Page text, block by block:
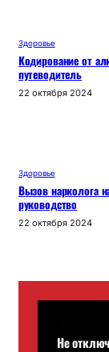
Здоровье
Кодирование от
путеводитель
22 октября 2024
Здоровье
Вызов нарколога
руководство
22 октября 2024
Не